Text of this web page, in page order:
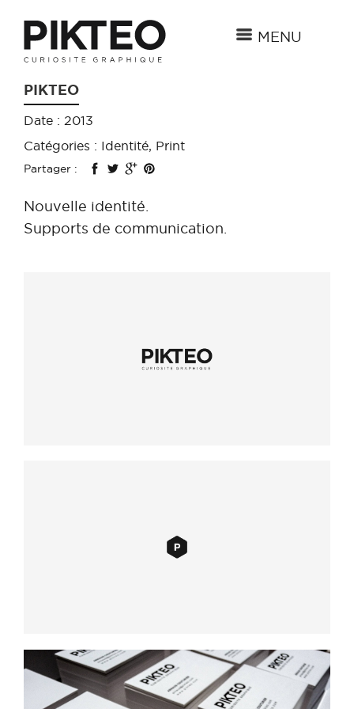
MENU
PIKTEO
Date : 2013
Catégories : Identité, Print
Partager :
Nouvelle identité.
Supports de communication.